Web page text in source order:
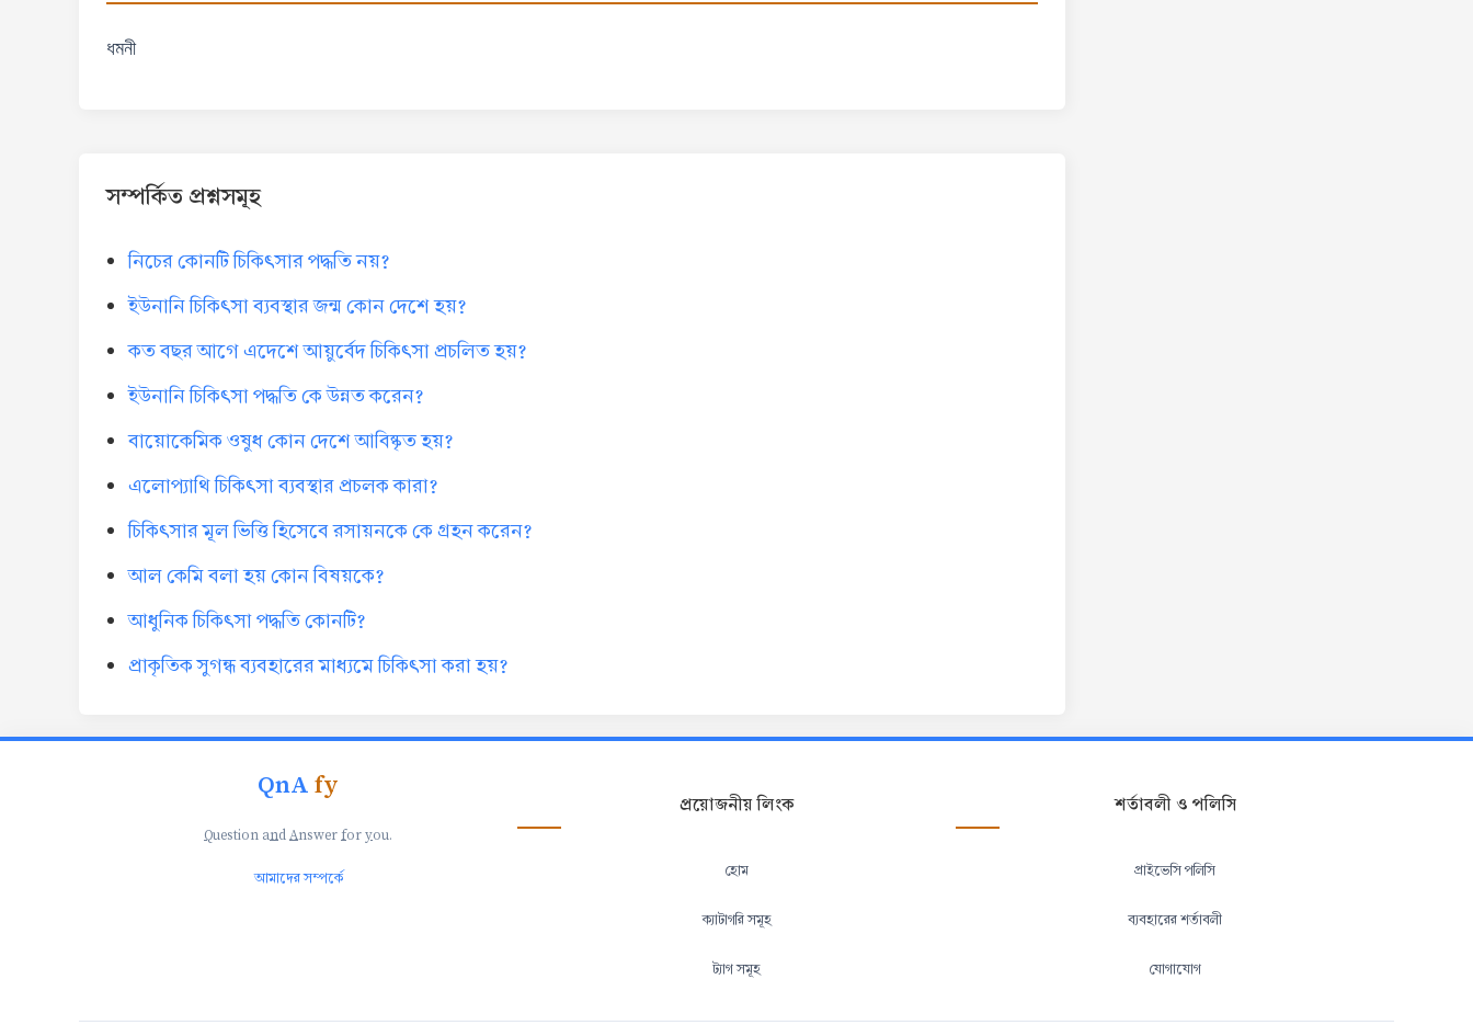
ধমনী
সম্পর্কিত প্রশ্নসমূহ
নিচের কোনটি চিকিৎসার পদ্ধতি নয়?
ইউনানি চিকিৎসা ব্যবস্থার জন্ম কোন দেশে হয়?
কত বছর আগে এদেশে আয়ুর্বেদ চিকিৎসা প্রচলিত হয়?
ইউনানি চিকিৎসা পদ্ধতি কে উন্নত করেন?
বায়োকেমিক ওষুধ কোন দেশে আবিষ্কৃত হয়?
এলোপ্যাথি চিকিৎসা ব্যবস্থার প্রচলক কারা?
চিকিৎসার মূল ভিত্তি হিসেবে রসায়নকে কে গ্রহন করেন?
আল কেমি বলা হয় কোন বিষয়কে?
আধুনিক চিকিৎসা পদ্ধতি কোনটি?
প্রাকৃতিক সুগন্ধ ব্যবহারের মাধ্যমে চিকিৎসা করা হয়?
QnAfy
Question andAnswer foryou.
আমাদের সম্পর্কে
প্রয়োজনীয় লিংক
হোম
ক্যাটাগরি সমূহ
ট্যাগ সমূহ
শর্তাবলী ও পলিসি
প্রাইভেসি পলিসি
ব্যবহারের শর্তাবলী
যোগাযোগ